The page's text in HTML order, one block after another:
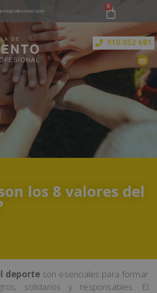
910 052 681
los 8 valores del
deporte son esenciales para formar
solidarios y responsables. El